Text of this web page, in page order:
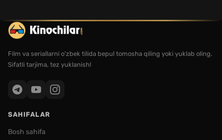
Film va seriallarni o'zbek tilida bepul tomosha qiling yoki yuklab oling.
Sifatli tarjima, tez yuklanish!
SAHIFALAR
Bosh sahifa